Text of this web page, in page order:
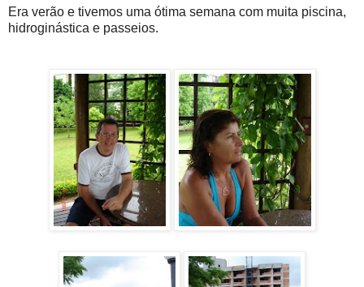
Era verão e tivemos uma ótima semana com muita piscina,
hidroginástica e passeios.